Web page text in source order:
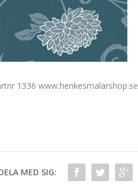
1336 www.henkesmalarshop.se
MED SIG: